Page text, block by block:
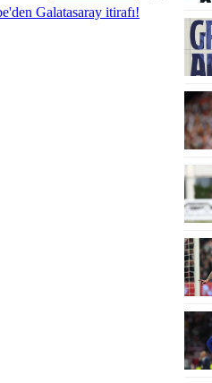
Galatasaray itirafı!